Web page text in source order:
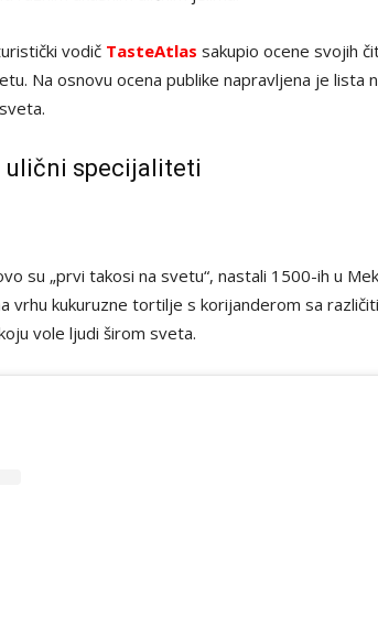
vodič TasteAtlas sakupio ocene svojih
Na osnovu ocena publike napravljena je lista
ulični specijaliteti
su „prvi takosi na svetu“, nastali 1500-ih u
vrhu kukuruzne tortilje s korijanderom sa
vole ljudi širom sveta.